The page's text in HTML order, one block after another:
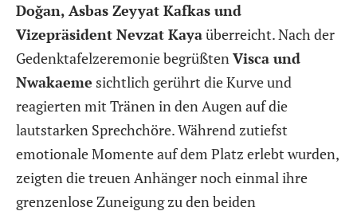
Doğan, Asbas Zeyyat Kafkas und
Vizepräsident Nevzat Kayaüberreicht. Nach der
Gedenktafelzeremonie begrüßtenVisca und
Nwakaeme sichtlich gerührt die Kurve und
reagierten mit Tränen in den Augen auf die
lautstarken Sprechchöre. Während zutiefst
emotionale Momente auf dem Platz erlebt wurden,
zeigten die treuen Anhänger noch einmal ihre
grenzenlose Zuneigung zu den beiden